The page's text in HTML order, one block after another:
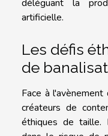
déléguant la
artificielle.
Les défis
de
Face à
créateurs de
éthiques de taille.